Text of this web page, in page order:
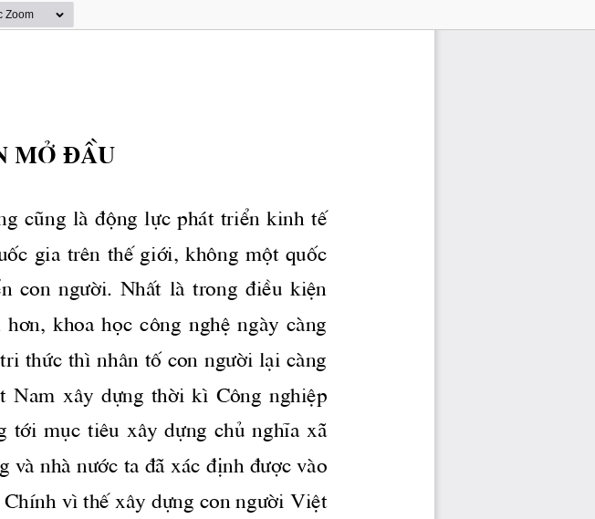
Më §ÇU
còng lμ ®éng lùc ph ̧t triÓn kinh tÕ
gia trªn thÕ giíi, kh«ng mét quèc
con ng­êi.
  NhÊt  lμ  trong  ®iÒu  kiÖn
khoa  häc  c«ng  nghÖ  ngμy  cμng
thøc th× nh©n tè con ng­êi l¹i cμng
x©y  dùng  thêi  k×  C«ng  nghiÖp
  tíi  môc  tiªu  x©y  dùng  chñ  nghÜa  x·
vμ nhμ n­íc ta ®· x ̧c ®Þnh ®­îc vμo
ChÝnh v× thÕ x©y dùng con ng­êi ViÖt